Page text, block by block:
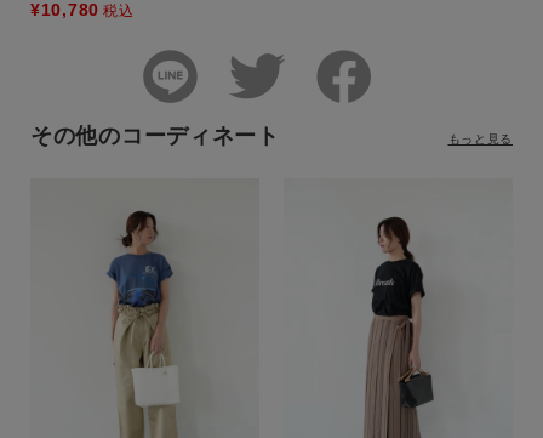
¥10,780 税込
その他のコーディネート もっと見る